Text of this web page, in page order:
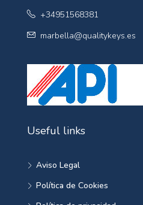
+34951568381
marbella@qualitykeys.es
Useful links
Aviso Legal
Política de Cookies